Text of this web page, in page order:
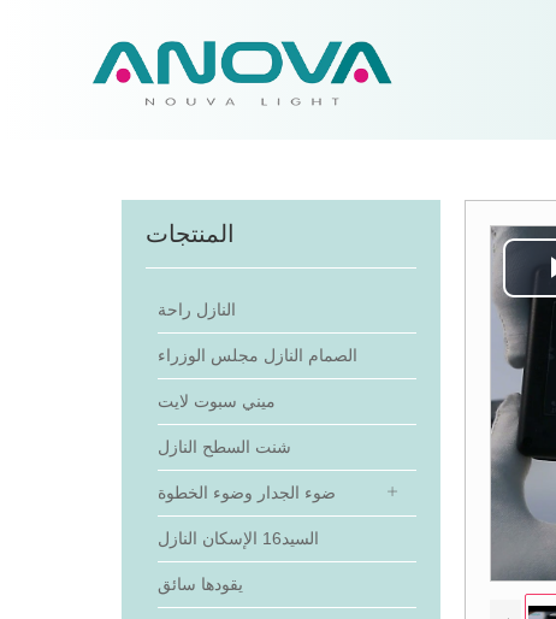
المنتجات
النازل راحة
الصمام النازل مجلس الوزراء
ميني سبوت لايت
شنت السطح النازل
ضوء الجدار وضوء الخطوة
السيد16 الإسكان النازل
يقودها سائق